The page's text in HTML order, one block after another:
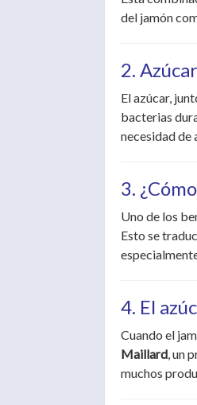
del jamón
2.
El azúcar,
bacterias
necesidad de
3.
Uno de los
Esto se
4. El
Cuando el
Maillard , un
muchos